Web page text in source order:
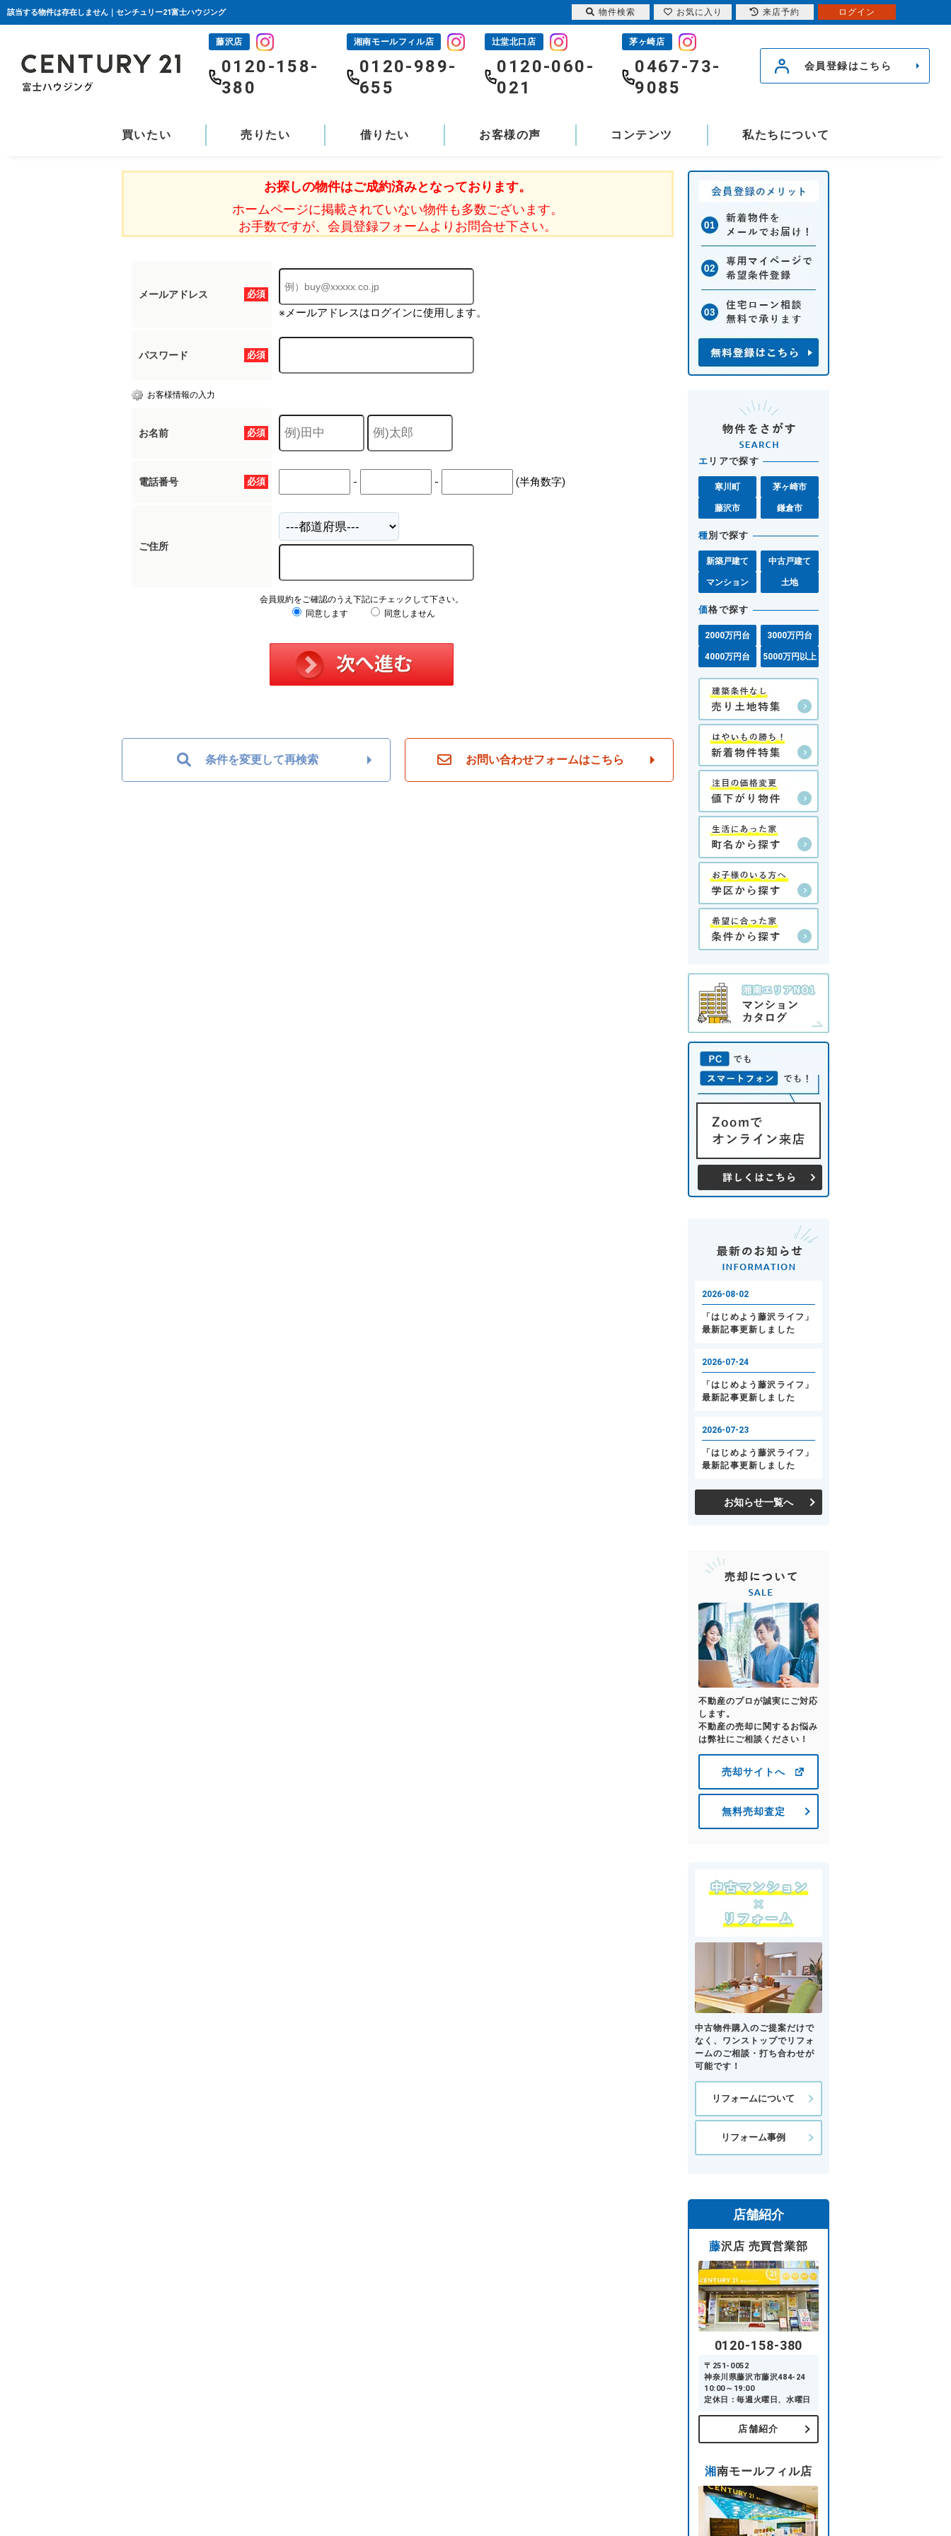
該当する物件は存在しません｜センチュリー21富士ハウジング
藤沢店
0120-158-
380
湘南モールフィル店
0120-989-
655
辻堂北口店
0120-060-
021
茅ヶ崎店
0467-73-
9085
会員登録はこちら
買いたい 売りたい 借りたい お客様の声 コンテンツ 私たちについて
お探しの物件はご成約済みとなっております。
ホームページに掲載されていない物件も多数ございます。
お手数ですが、会員登録フォームよりお問合せ下さい。
必須
メールアドレス
※メールアドレスはログインに使用します。
必須
パスワード
お客様情報の入力
必須
お名前
必須
電話番号 - - (半角数字)
ご住所
会員規約をご確認のうえ下記にチェックして下さい。
同意します
同意しません
条件を変更して再検索 お問い合わせフォームはこちら
エ リアで探す
寒川町 茅ヶ崎市
藤沢市 鎌倉市
種別で探す
新築戸建て 中古戸建て
マンション 土地
価格で探す
2000万円台 3000万円台
4000万円台 5000万円以上
お知らせ一覧へ
不動産のプロが誠実にご対応
します。
不動産の売却に関するお悩み
は弊社にご相談ください！
売却サイトへ
無料売却査定
中古物件購入のご提案だけで
なく、ワンストップでリフォ
ームのご相談・打ち合わせが
可能です！
リフォームについて
リフォーム事例
店舗紹介
藤沢店 売買営業部
0120-158-380
〒251-0052
神奈川県藤沢市藤沢484-24
10:00～19:00
定休日：毎週火曜日、水曜日
店舗紹介
湘南モールフィル店
物件検索 お気に入り 来店予約 ログイン